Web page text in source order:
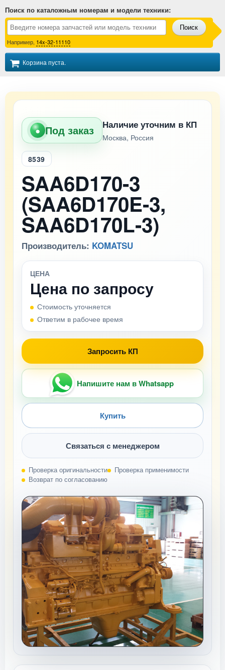
Поиск по каталожным номерам и модели техники:
Поиск
Например, 14x-32-11110
Корзина пуста.
● Под заказ Наличие уточним в КП
Москва, Россия
8539
SAA6D170-3
(SAA6D170E-3,
SAA6D170L-3)
Производитель: KOMATSU
ЦЕНА
Цена по запросу
Стоимость уточняется
Ответим в рабочее время
Запросить КП
Напишите нам в Whatsapp
Купить
Связаться с менеджером
Проверка оригинальности
Проверка применимости
Возврат по согласованию